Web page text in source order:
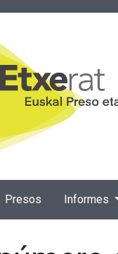
Presos Informes